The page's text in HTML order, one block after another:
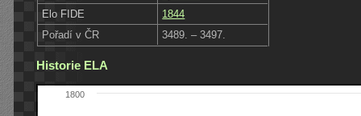
Elo FIDE
1844
Pořadí v ČR
3489. – 3497.
Historie ELA
1800